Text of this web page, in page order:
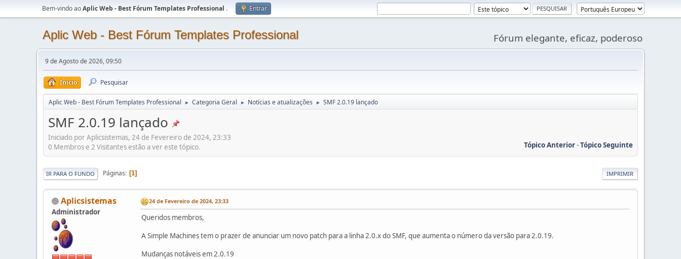
Bem-vindo aoAplic Web - Best Fórum Templates Professional . Entrar
Aplic Web - Best Fórum Templates Professional Fórum elegante, eficaz, poderoso
9 de Agosto de 2026, 09:50
Início Pesquisar
Aplic Web - Best Fórum Templates Professional ► Categoria Geral ► Notícias e atualizações ► SMF 2.0.19 lançado
SMF 2.0.19 lançado
Iniciado por Aplicsistemas, 24 de Fevereiro de 2024, 23:33
Tópico Anterior-Tópico Seguinte
0 Membros e 2 Visitantes estão a ver este tópico.
IMPRIMIR
IR PARA O FUNDO Páginas 1
Aplicsistemas
Administrador
24 de Fevereiro de 2024, 23:33
Queridos membros,
A Simple Machines tem o prazer de anunciar um novo patch para a linha 2.0.x do SMF, que aumenta o número da versão para 2.0.19.
Mudanças notáveis em 2.0.19